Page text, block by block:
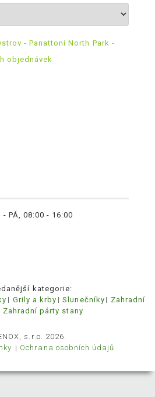
- Panattoni North Park -
objednávek
- PÁ, 08:00 - 16:00
kategorie:
Grily a krby Slunečníky
Zahradní
Zahradní párty stany
s.r.o. 2026.
Ochrana osobních údajů